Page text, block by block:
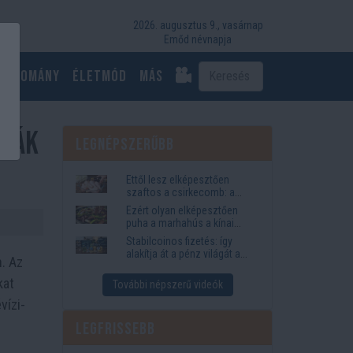
2026. augusztus 9., vasárnap
Emőd névnapja
Tudomány Életmód más
Az
Ettől lesz elképesztően
szaftos a csirkecomb: a
sörös pác a titok
Ezért olyan elképesztően
puha a marhahús a kínai
éttermekben
Stabilcoinos fizetés: így
alakítja át a pénz világát a
Western Union
További népszerű videók